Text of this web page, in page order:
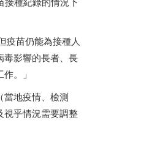
疫苗仍能為接種人
毒影響的長者、長
。」
地疫情、檢測
視乎情況需要調整